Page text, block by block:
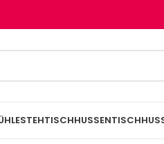
STEHTISCHHUSSEN